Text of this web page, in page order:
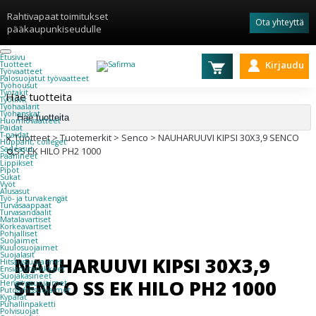
Rahtivapaat toimitukset
pääkaupunkiseudulle
Ota yhteyttä
Etusivu
Tuotteet
Työvaatteet
Palosuojatut työvaatteet
Työhousut
Työtakit
Työliivit
Työhaalarit
Työhanskat
Huomiovaatteet
Paidat
T-paidat
Hupparit, colleget
Sadeasut
Päähineet
Lippikset
Pipot
Sukat
Vyöt
Alusasut
Työ- ja turvakengät
Turvasaappaat
Turvasandaalit
Matalavartiset
Korkeavartiset
Pohjalliset
Suojaimet
Kuulosuojaimet
Suojalasit
Hitsaussuojaimet
Ensiaputarvikkeet
Suojakäsineet
Hengityssuojaimet
Putoamissuojaimet
Kypärät
Puhallinpaketti
Polvisuojat
Kirjaudu
Hae tuotteita
×Tuotteet>Tuotemerkit > Senco > NAUHARUUVI KIPSI 30X3,9 SENCO
SS EK HILO PH2 1000
NAUHARUUVI KIPSI 30X3,9
SENCO SS EK HILO PH2 1000